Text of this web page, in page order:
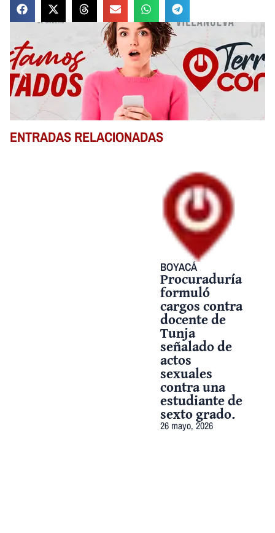
ENTRADAS RELACIONADAS
BOYACÁ
Procuraduría
formuló
cargos contra
docente de
Tunja
señalado de
actos
sexuales
contra una
estudiante de
sexto grado.
26 mayo, 2026